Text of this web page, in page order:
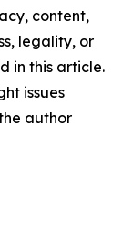
content,
legality, or
in this article.
issues
author